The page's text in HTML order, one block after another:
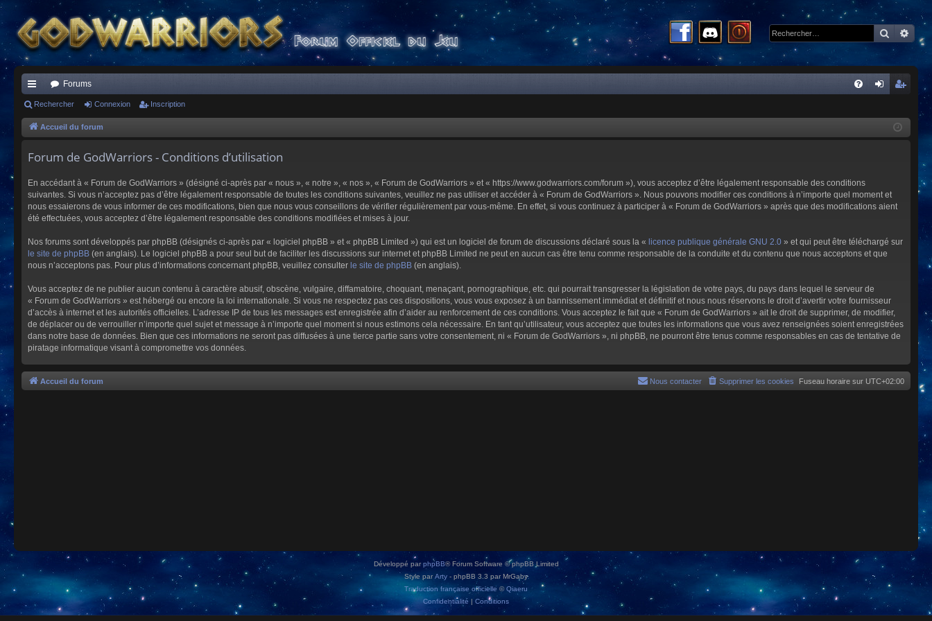
ac
co
s
Forums
cri
Rechercher Connexion Inscription
Accueil du forum
Forum de GodWarriors - Conditions d’utilisation
En accédant à « Forum de GodWarriors » (désigné ci-après par « nous », « notre », « nos », « Forum de GodWarriors » et « https://www.godwarriors.com/forum »), vous acceptez d’être légalement responsable des conditions
suivantes. Si vous n’acceptez pas d’être légalement responsable de toutes les conditions suivantes, veuillez ne pas utiliser et accéder à « Forum de GodWarriors ». Nous pouvons modifier ces conditions à n’importe quel moment et
nous essaierons de vous informer de ces modifications, bien que nous vous conseillons de vérifier régulièrement par vous-même. En effet, si vous continuez à participer à « Forum de GodWarriors » après que des modifications aient
été effectuées, vous acceptez d’être légalement responsable des conditions modifiées et mises à jour.
Nos forums sont développés par phpBB (désignés ci-après par « logiciel phpBB » et « phpBB Limited ») qui est un logiciel de forum de discussions déclaré sous la « licence publique générale GNU 2.0 » et qui peut être téléchargé sur
le site de phpBB (en anglais). Le logiciel phpBB a pour seul but de faciliter les discussions sur internet et phpBB Limited ne peut en aucun cas être tenu comme responsable de la conduite et du contenu que nous acceptons et que
nous n’acceptons pas. Pour plus d’informations concernant phpBB, veuillez consulter le site de phpBB (en anglais).
Vous acceptez de ne publier aucun contenu à caractère abusif, obscène, vulgaire, diffamatoire, choquant, menaçant, pornographique, etc. qui pourrait transgresser la législation de votre pays, du pays dans lequel le serveur de
« Forum de GodWarriors » est hébergé ou encore la loi internationale. Si vous ne respectez pas ces dispositions, vous vous exposez à un bannissement immédiat et définitif et nous nous réservons le droit d’avertir votre fournisseur
d’accès à internet et les autorités officielles. L’adresse IP de tous les messages est enregistrée afin d’aider au renforcement de ces conditions. Vous acceptez le fait que « Forum de GodWarriors » ait le droit de supprimer, de modifier,
de déplacer ou de verrouiller n’importe quel sujet et message à n’importe quel moment si nous estimons cela nécessaire. En tant qu’utilisateur, vous acceptez que toutes les informations que vous avez renseignées soient enregistrées
dans notre base de données. Bien que ces informations ne seront pas diffusées à une tierce partie sans votre consentement, ni « Forum de GodWarriors », ni phpBB, ne pourront être tenus comme responsables en cas de tentative de
piratage informatique visant à compromettre vos données.
Accueil du forum Fuseau horaire sur UTC+02:00
Supprimer les cookies
Nous contacter
Développé parphpBB® Forum Software © phpBB Limited
Style par Arty - phpBB 3.3 par MrGaby
Traduction française officielle ©Qiaeru
Confidentialité | Conditions